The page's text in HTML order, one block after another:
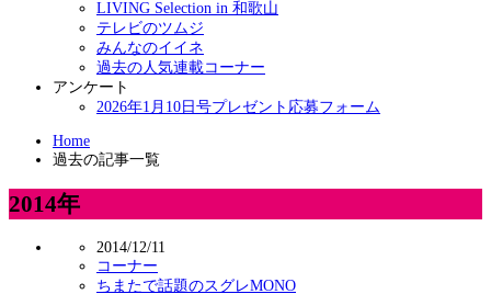
LIVING Selection in 和歌山
テレビのツムジ
みんなのイイネ
過去の人気連載コーナー
アンケート
2026年1月10日号プレゼント応募フォーム
Home
過去の記事一覧
2014年
2014/12/11
コーナー
ちまたで話題のスグレMONO